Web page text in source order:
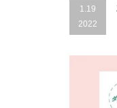
1.19
2022